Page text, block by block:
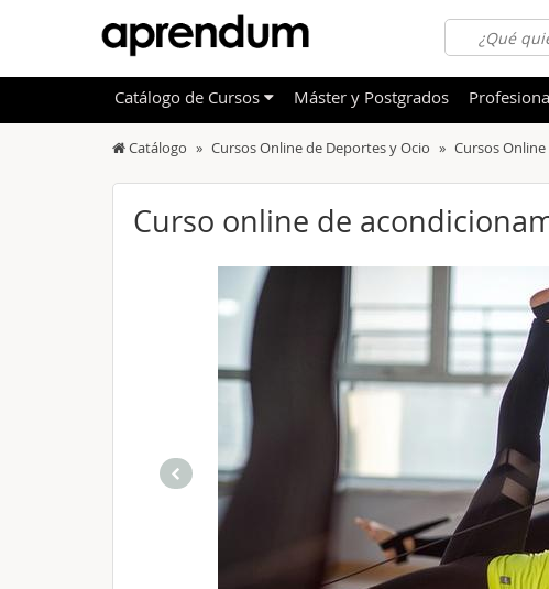
OFERTAS DESTACADAS
NOVEDADES DE NUESTRO CATÁLOGO
Informática
Administración
Deportes y Ocio
Otras
Catálogo Cursos Online de Deportes y Ocio Cursos Online
Curso online de
Catálogo de Cursos Máster y Postgrados